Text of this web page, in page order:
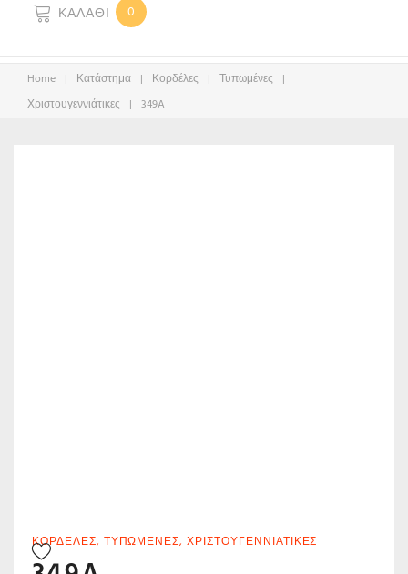
ΚΑΛΆΘΙ
0
Home | Κατάστημα | Κορδέλες | Τυπωμένες |
Χριστουγεννιάτικες | 349A
ΚΟΡΔΈΛΕΣ, ΤΥΠΩΜΈΝΕΣ,ΧΡΙΣΤΟΥΓΕΝΝΙΆΤΙΚΕΣ